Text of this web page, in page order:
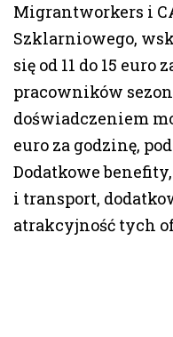
Migrantworkers i
Szklarniowego,
się od 11 do 15 euro
pracowników
doświadczeniem
euro za godzinę,
Dodatkowe
i transport,
atrakcyjność tych